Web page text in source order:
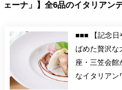
ェーナ」】全6品のイタリアン
■■■ 【記念日
ばめた贅沢な
座・三笠会館
なイタリアン